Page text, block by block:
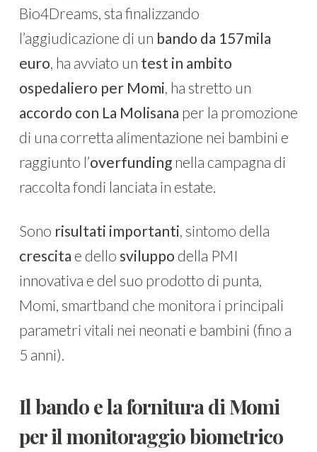
Bio4Dreams, sta finalizzando
l’aggiudicazione di un bando da 157mila
euro , ha avviato un test in ambito
ospedaliero per Momi , ha stretto un
accordo con La Molisana per la promozione
di una corretta alimentazione nei bambini e
raggiunto l’overfundingnella campagna di
raccolta fondi lanciata in estate.
Sono risultati importanti, sintomo della
crescita e dello sviluppo della PMI
innovativa e del suo prodotto di punta,
Momi, smartband che monitora i principali
parametri vitali nei neonati e bambini (fino a
5 anni).
Il bando e la fornitura di Momi
per il monitoraggio biometrico